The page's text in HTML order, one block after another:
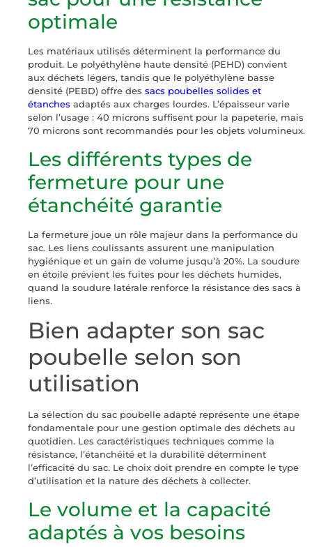
optimale
Les matériaux utilisés déterminent la performance du
produit. Le polyéthylène haute densité (PEHD) convient
aux déchets légers, tandis que le polyéthylène basse
densité (PEBD) offre des sacs poubelles solides et
étanches adaptés aux charges lourdes. L’épaisseur varie
selon l’usage : 40 microns suffisent pour la papeterie, mais
70 microns sont recommandés pour les objets volumineux.
Les différents types de
fermeture pour une
étanchéité garantie
La fermeture joue un rôle majeur dans la performance du
sac. Les liens coulissants assurent une manipulation
hygiénique et un gain de volume jusqu’à 20%. La soudure
en étoile prévient les fuites pour les déchets humides,
quand la soudure latérale renforce la résistance des sacs à
liens.
Bien adapter son sac
poubelle selon son
utilisation
La sélection du sac poubelle adapté représente une étape
fondamentale pour une gestion optimale des déchets au
quotidien. Les caractéristiques techniques comme la
résistance, l’étanchéité et la durabilité déterminent
l’efficacité du sac. Le choix doit prendre en compte le type
d’utilisation et la nature des déchets à collecter.
Le volume et la capacité
adaptés à vos besoins